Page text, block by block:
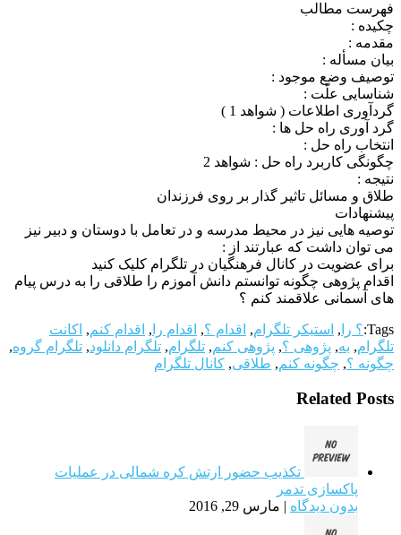
فهرست مطالب
چکیده :
مقدمه :
بیان مسأله :
توصیف وضع موجود :
شناسایی علّت :
گردآوری اطلاعات ( شواهد 1 )
گرد آوری راه حل ها :
انتخاب راه حل :
چگونگی کاربرد راه حل : شواهد 2
نتیجه :
طلاق و مسائل تاثیر گذار بر روی فرزندان
پیشنهادات
توصیه هایی نیز در محیط مدرسه و در تعامل با دوستان و دبیر نیز
می توان داشت که عبارتند از :
برای عضویت در کانال فرهنگیان در تلگرام کلیک کنید
اقدام پژوهی چگونه توانستم دانش آموزم را طلاقی را به درس پیام
های آسمانی علاقمند کنم ؟
Tags: ؟ را , استیکر تلگرام, اقدام ؟, اقدام را , اقدام کنم, اکانت
تلگرام, به, پژوهی ؟, پژوهی کنم, تلگرام, تلگرام دانلود, تلگرام گروه,
چگونه ؟, چگونه کنم, طلاقی, کانال تلگرام
Related Posts
تکذیب حضور ارتش کره شمالی در عملیات
پاکسازی تدمر
بدون دیدگاه | مارس 29, 2016